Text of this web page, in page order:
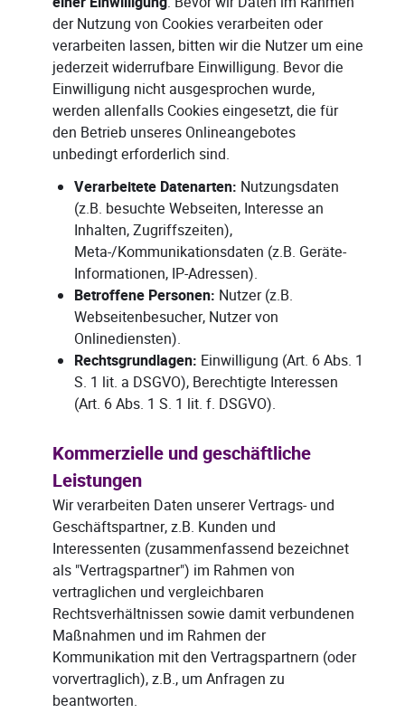
der Nutzung von Cookies verarbeiten oder
verarbeiten lassen, bitten wir die Nutzer um eine
jederzeit widerrufbare Einwilligung. Bevor die
Einwilligung nicht ausgesprochen wurde,
werden allenfalls Cookies eingesetzt, die für
den Betrieb unseres Onlineangebotes
unbedingt erforderlich sind.
Verarbeitete Datenarten: Nutzungsdaten
(z.B. besuchte Webseiten, Interesse an
Inhalten, Zugriffszeiten),
Meta-/Kommunikationsdaten (z.B. Geräte-
Informationen, IP-Adressen).
Betroffene Personen: Nutzer (z.B.
Webseitenbesucher, Nutzer von
Onlinediensten).
Rechtsgrundlagen: Einwilligung (Art. 6 Abs. 1
S. 1 lit. a DSGVO), Berechtigte Interessen
(Art. 6 Abs. 1 S. 1 lit. f. DSGVO).
Kommerzielle und geschäftliche
Leistungen
Wir verarbeiten Daten unserer Vertrags- und
Geschäftspartner, z.B. Kunden und
Interessenten (zusammenfassend bezeichnet
als "Vertragspartner") im Rahmen von
vertraglichen und vergleichbaren
Rechtsverhältnissen sowie damit verbundenen
Maßnahmen und im Rahmen der
Kommunikation mit den Vertragspartnern (oder
vorvertraglich), z.B., um Anfragen zu
beantworten.